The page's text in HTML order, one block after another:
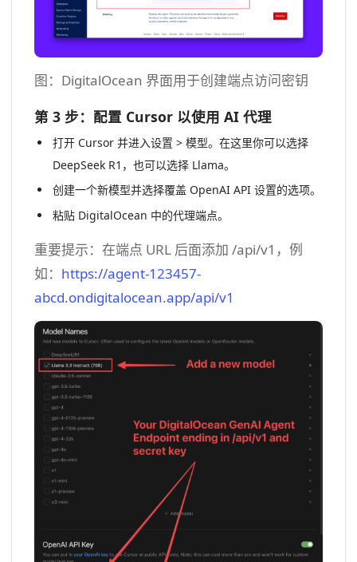
图：DigitalOcean 界面用于创建端点访问密钥
第 3 步：配置 Cursor 以使用 AI 代理
打开 Cursor 并进入设置 > 模型。在这里你可以选择
DeepSeek R1，也可以选择 Llama。
创建一个新模型并选择覆盖 OpenAI API 设置的选项。
粘贴 DigitalOcean 中的代理端点。
重要提示：在端点 URL 后面添加 /api/v1，例
如： https://agent-123457-
abcd.ondigitalocean.app/api/v1